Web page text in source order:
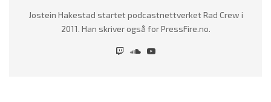
Jostein Hakestad startet podcastnettverket Rad Crew i
2011. Han skriver også for PressFire.no.